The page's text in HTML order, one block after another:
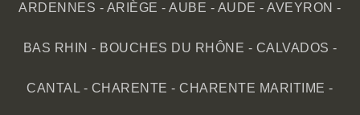
ARDENNES - ARIÈGE -AUBE - AUDE -AVEYRON -
BAS RHIN - BOUCHES DU RHÔNE - CALVADOS -
CANTAL - CHARENTE -CHARENTE MARITIME -